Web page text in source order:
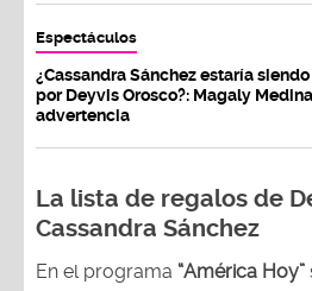
Espectáculos
¿Cassandra Sánchez estaría
por Deyvis Orosco?: Magaly
advertencia
La lista de regalos de
Cassandra Sánchez
En el programa “América Hoy”